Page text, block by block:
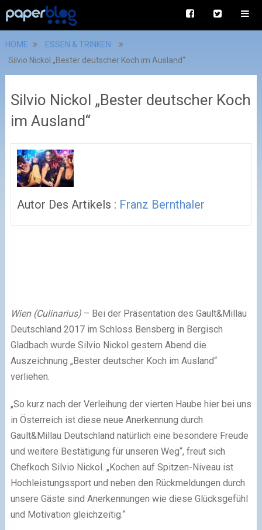
HOME
ESSEN & TRINKEN
Silvio Nickol „Bester deutscher Koch im Ausland“
Silvio Nickol „Bester deutscher Koch
im Ausland“
Autor Des Artikels : Franz Bernthaler
Wien (Culinarius)– Bei der Präsentation des Gault&Millau
Deutschland 2017 im Schloss Bensberg in Bergisch
Gladbach wurde Silvio Nickol gestern Abend die
Auszeichnung „Bester deutscher Koch im Ausland“
verliehen.
„So kurz nach der Verleihung der vierten Haube hier bei uns
in Österreich ist diese neue Anerkennung durch
Gault&Millau Deutschland natürlich eine besondere Freude
und weitere Bestätigung für unseren Weg“, freut sich
Chefkoch Silvio Nickol. „Kochen auf Spitzen-Niveau ist
Hochleistungssport und neben den Rückmeldungen durch
unsere Gäste sind Anerkennungen wie diese Glücksgefühl
und Motivation gleichzeitig.“